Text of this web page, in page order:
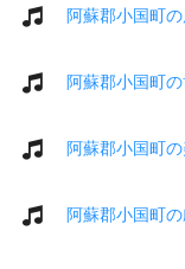
阿蘇郡小国町
阿蘇郡小国町
阿蘇郡小国町
阿蘇郡小国町